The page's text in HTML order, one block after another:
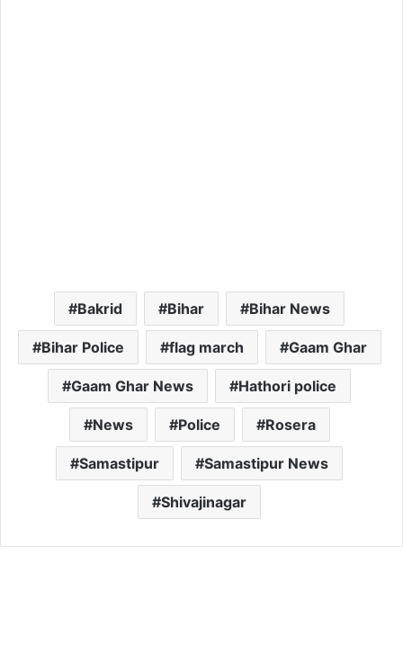
Bakrid Bihar Bihar News
Bihar Police flag march Gaam Ghar
Gaam Ghar News Hathori police
News Police Rosera
Samastipur Samastipur News
Shivajinagar